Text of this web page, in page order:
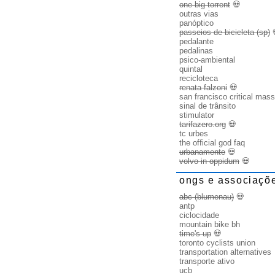
one big torrent 💀
outras vias
panóptico
passeios de bicicleta (sp)
pedalante
pedalinas
psico-ambiental
quintal
recicloteca
renata falzoni 💀
san francisco critical mass
sinal de trânsito
stimulator
tarifazero.org 💀
tc urbes
the official god faq
urbanamente 💀
volvo in oppidum 💀
ongs e
abc (blumenau) 💀
antp
ciclocidade
mountain bike bh
time's up 💀
toronto cyclists union
transportation alternatives
transporte ativo
ucb